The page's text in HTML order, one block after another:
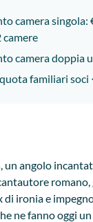
camera singola:
camere
camera doppia
familiari soci
un angolo
romano,
di ironia e
ne fanno oggi